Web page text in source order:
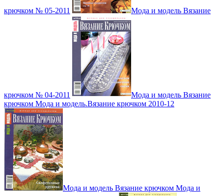
крючком № 05-2011 Мода и модель Вязание
крючком № 04-2011
Мода и модель Вязание
крючком Мода и модель.Вязание крючком 2010-12
Мода и модель Вязание крючком Мода и